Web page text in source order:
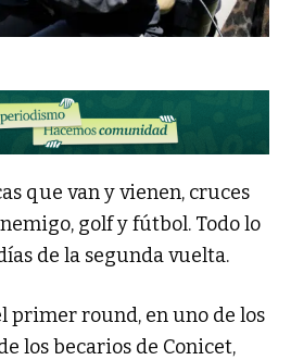
que van y vienen, cruces
golf y fútbol. Todo lo
de la segunda vuelta.
primer round, en uno de los
los becarios de Conicet,